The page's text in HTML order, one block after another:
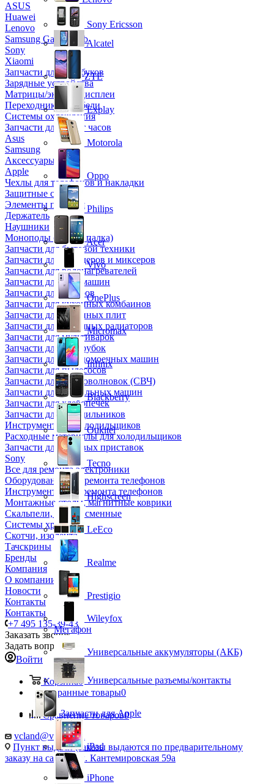
ASUS
Huawei
Lenovo
Samsung Galaxy Tab
Sony
Xiaomi
Запчасти для ноутбуков
Зарядные устройства
Матрицы/экраны/дисплеи
Переходники и кабели
Системы охлаждения
Запчасти для смарт часов
Asus
Samsung
Аксессуары
Apple
Чехлы для телефонов и накладки
Защитные стекла
Элементы питания
Держатель
Наушники
Моноподы (Селфи палка)
Запчасти для бытовой техники
Запчасти для блендеров и миксеров
Запчасти для водонагревателей
Запчасти для кофемашин
Запчасти для кулеров
Запчасти для кухонных комбаинов
Запчасти для кухонных плит
Запчасти для масляных радиаторов
Запчасти для мультиварок
Запчасти для мясорубок
Запчасти для посудомоечных машин
Запчасти для пылесосов
Запчасти для микроволновок (СВЧ)
Запчасти для стиральных машин
Запчасти для хлебопечек
Запчасти для холодильников
Инструмент для холодильщиков
Расходные материалы для холодильщиков
Запчасти для игровых приставок
Sony
Все для ремонта электроники
Оборудование для ремонта телефонов
Инструменты для ремонта телефонов
Монтажные столы, магнитные коврики
Скальпели, лезвия сменные
Системы хранения
Скотчи, изолента
Тачскрины
Бренды
Компания
О компании
Новости
Контакты
Контакты
+7 495 135-39-43
Заказать звонок
Задать вопрос
Войти
Корзина0
Избранные товары0
Сравнение товаров0
vcland@vcland.ru
Пункт выдачи (заказы выдаются по предварительному
заказу на сайте), ул. Кантемировская 59а
Sony Ericsson
Alcatel
ZTE
Explay
Motorola
Oppo
Philips
Acer
Vivo
OnePlus
Micromax
Infinix
Blackberry
Oukitel
Tecno
Highscreen
LeEco
Realme
Prestigio
Wileyfox
Мегафон
Универсальные аккумуляторы (АКБ)
Универсальные разъемы/контакты
Запчасти для Apple
iPad
iPhone